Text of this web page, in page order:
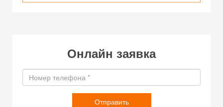
Онлайн заявка
Отправить